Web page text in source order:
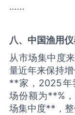
……
八、中国渔用
从市场集中度
量近年来保持
**家，2025年
场份额为**%
场集中度**，整